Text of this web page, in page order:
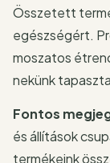
Összetett
egészségért.
moszatos
nekünk
Fontos
és állítások
termékeink